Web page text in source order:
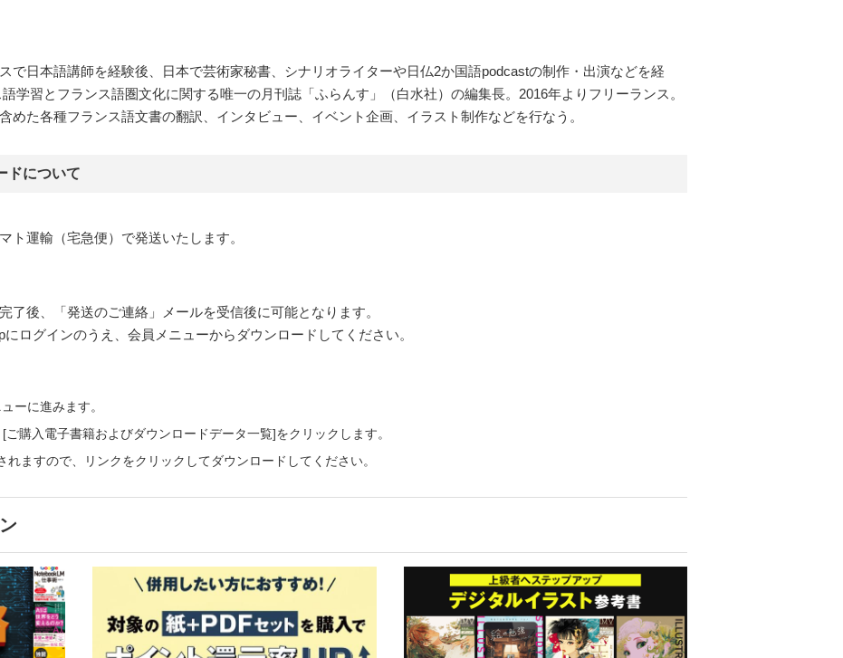
で日本語講師を経験後、日本で芸術家秘書、シナリオライターや日仏2か国語podcastの制作・出演などを経
学習とフランス語圏文化に関する唯一の月刊誌「ふらんす」（白水社）の編集長。2016年よりフリーランス。
めた各種フランス語文書の翻訳、インタビュー、イベント企画、イラスト制作などを行なう。
ドについて
ト運輸（宅急便）で発送いたします。
了後、「発送のご連絡」メールを受信後に可能となります。
ログインのうえ、会員メニューからダウンロードしてください。
ーに進みます。
購入電子書籍およびダウンロードデータ一覧]をクリックします。
ますので、リンクをクリックしてダウンロードしてください。